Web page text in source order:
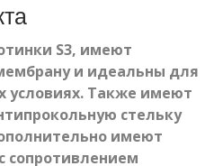
S3, имеют
и идеальны для
условиях. Также имеют
стельку
имеют
сопротивлением